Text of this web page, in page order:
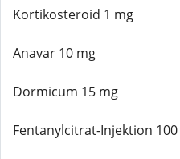
Kortikosteroid 1 mg
Anavar 10 mg
Dormicum 15 mg
Fentanylcitrat-Injektion